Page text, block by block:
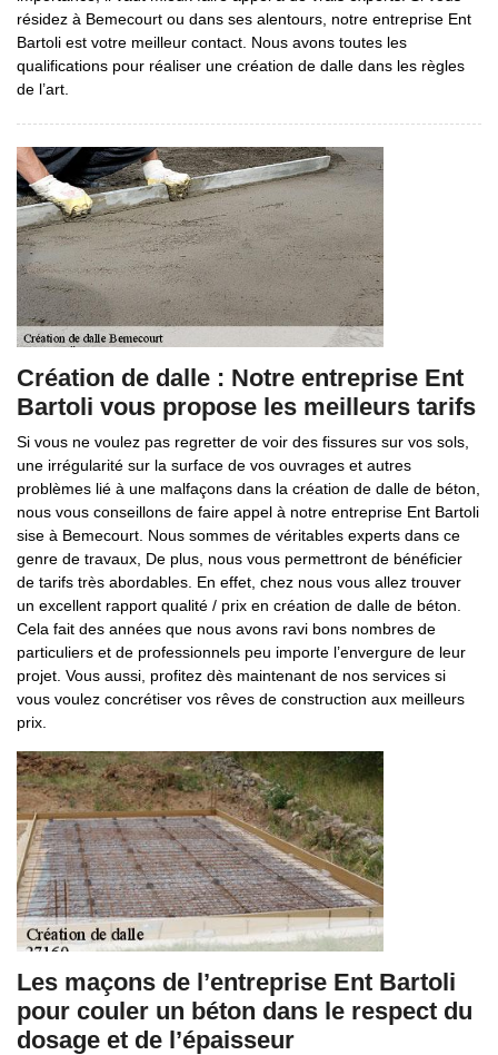
résidez à Bemecourt ou dans ses alentours, notre entreprise Ent
Bartoli est votre meilleur contact. Nous avons toutes les
qualifications pour réaliser une création de dalle dans les règles
de l’art.
Création de dalle : Notre entreprise Ent
Bartoli vous propose les meilleurs tarifs
Si vous ne voulez pas regretter de voir des fissures sur vos sols,
une irrégularité sur la surface de vos ouvrages et autres
problèmes lié à une malfaçons dans la création de dalle de béton,
nous vous conseillons de faire appel à notre entreprise Ent Bartoli
sise à Bemecourt. Nous sommes de véritables experts dans ce
genre de travaux, De plus, nous vous permettront de bénéficier
de tarifs très abordables. En effet, chez nous vous allez trouver
un excellent rapport qualité / prix en création de dalle de béton.
Cela fait des années que nous avons ravi bons nombres de
particuliers et de professionnels peu importe l’envergure de leur
projet. Vous aussi, profitez dès maintenant de nos services si
vous voulez concrétiser vos rêves de construction aux meilleurs
prix.
Les maçons de l’entreprise Ent Bartoli
pour couler un béton dans le respect du
dosage et de l’épaisseur